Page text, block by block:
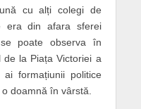
cu alți colegi de
era din afara sferei
poate observa în
de la Piața Victoriei a
formațiunii politice
doamnă în vârstă.